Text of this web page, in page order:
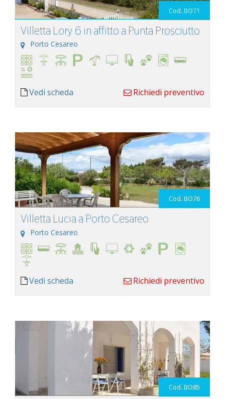
Cod. BO71
Villetta Lory 6 in affitto a Punta Prosciutto
Porto Cesareo
Vedi scheda Richiedi preventivo
Cod. BO76
Villetta Lucia a Porto Cesareo
Porto Cesareo
Vedi scheda Richiedi preventivo
Cod. BO85